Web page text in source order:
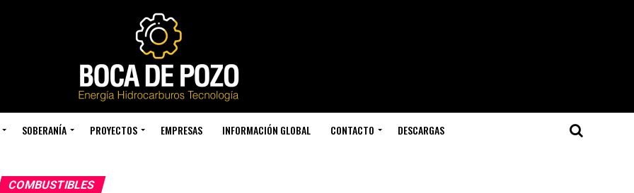
SOBERANÍA PROYECTOS EMPRESAS INFORMACIÓN GLOBAL CONTACTO DESCARGAS
COMBUSTIBLES